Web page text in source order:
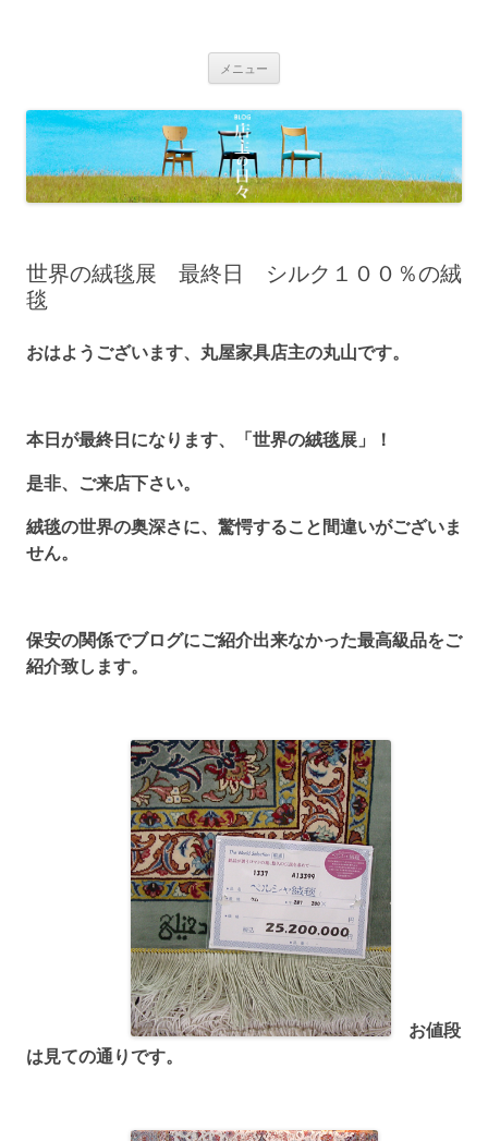
市・塩尻市 木の家具、こだわりの家
具の専門店
メニュー
テ
ン
ツ
へ
移
世界の絨毯展 最終日 シルク１００％の絨
毯
おはようございます、丸屋家具店主の丸山です。
本日が最終日になります、「世界の絨毯展」！
是非、ご来店下さい。
絨毯の世界の奥深さに、驚愕すること間違いがございま
せん。
保安の関係でブログにご紹介出来なかった最高級品をご
紹介致します。
お値段
は見ての通りです。